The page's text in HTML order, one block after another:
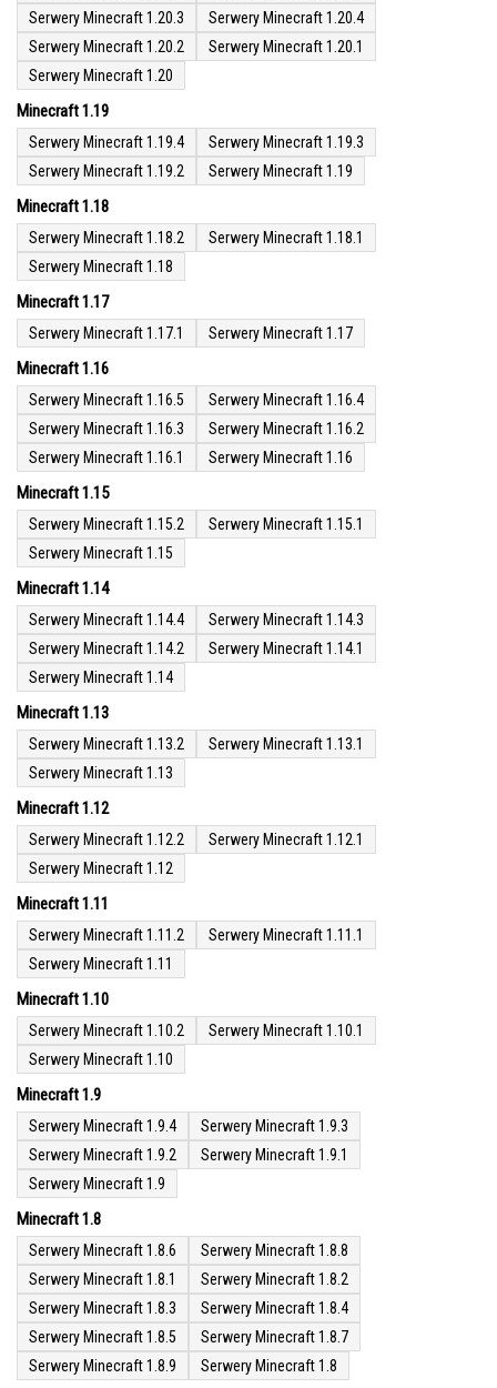
Serwery Minecraft 1.20.3
Serwery Minecraft 1.20.4
Serwery Minecraft 1.20.2
Serwery Minecraft 1.20.1
Serwery Minecraft 1.20
Minecraft 1.19
Serwery Minecraft 1.19.4
Serwery Minecraft 1.19.3
Serwery Minecraft 1.19.2
Serwery Minecraft 1.19
Minecraft 1.18
Serwery Minecraft 1.18.2
Serwery Minecraft 1.18.1
Serwery Minecraft 1.18
Minecraft 1.17
Serwery Minecraft 1.17.1 Serwery Minecraft 1.17
Minecraft 1.16
Serwery Minecraft 1.16.5
Serwery Minecraft 1.16.4
Serwery Minecraft 1.16.3
Serwery Minecraft 1.16.2
Serwery Minecraft 1.16.1
Serwery Minecraft 1.16
Minecraft 1.15
Serwery Minecraft 1.15.2
Serwery Minecraft 1.15.1
Serwery Minecraft 1.15
Minecraft 1.14
Serwery Minecraft 1.14.4
Serwery Minecraft 1.14.3
Serwery Minecraft 1.14.2
Serwery Minecraft 1.14.1
Serwery Minecraft 1.14
Minecraft 1.13
Serwery Minecraft 1.13.2
Serwery Minecraft 1.13.1
Serwery Minecraft 1.13
Minecraft 1.12
Serwery Minecraft 1.12.2
Serwery Minecraft 1.12.1
Serwery Minecraft 1.12
Minecraft 1.11
Serwery Minecraft 1.11.2
Serwery Minecraft 1.11.1
Serwery Minecraft 1.11
Minecraft 1.10
Serwery Minecraft 1.10.2
Serwery Minecraft 1.10.1
Serwery Minecraft 1.10
Minecraft 1.9
Serwery Minecraft 1.9.4
Serwery Minecraft 1.9.3
Serwery Minecraft 1.9.2
Serwery Minecraft 1.9.1
Serwery Minecraft 1.9
Minecraft 1.8
Serwery Minecraft 1.8.6
Serwery Minecraft 1.8.8
Serwery Minecraft 1.8.1
Serwery Minecraft 1.8.2
Serwery Minecraft 1.8.3
Serwery Minecraft 1.8.4
Serwery Minecraft 1.8.5
Serwery Minecraft 1.8.7
Serwery Minecraft 1.8.9
Serwery Minecraft 1.8